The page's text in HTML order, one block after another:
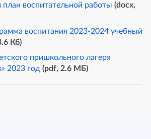
воспитательной работы (docx,
воспитания 2023-2024 учебный
Кб)
пришкольного лагеря
2023 год (pdf, 2.6 MБ)